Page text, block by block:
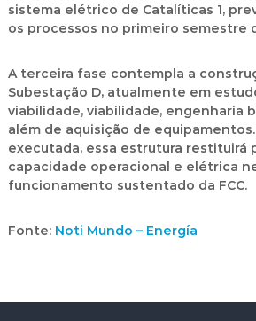
sistema elétrico de Catalíticas 1,
os processos no primeiro semestre
A terceira fase contempla a
Subestação D, atualmente em
viabilidade, viabilidade, engenharia
além de aquisição de equipamentos.
executada, essa estrutura restituirá
capacidade operacional e elétrica
funcionamento sustentado da FCC.
Fonte: Noti Mundo – Energía